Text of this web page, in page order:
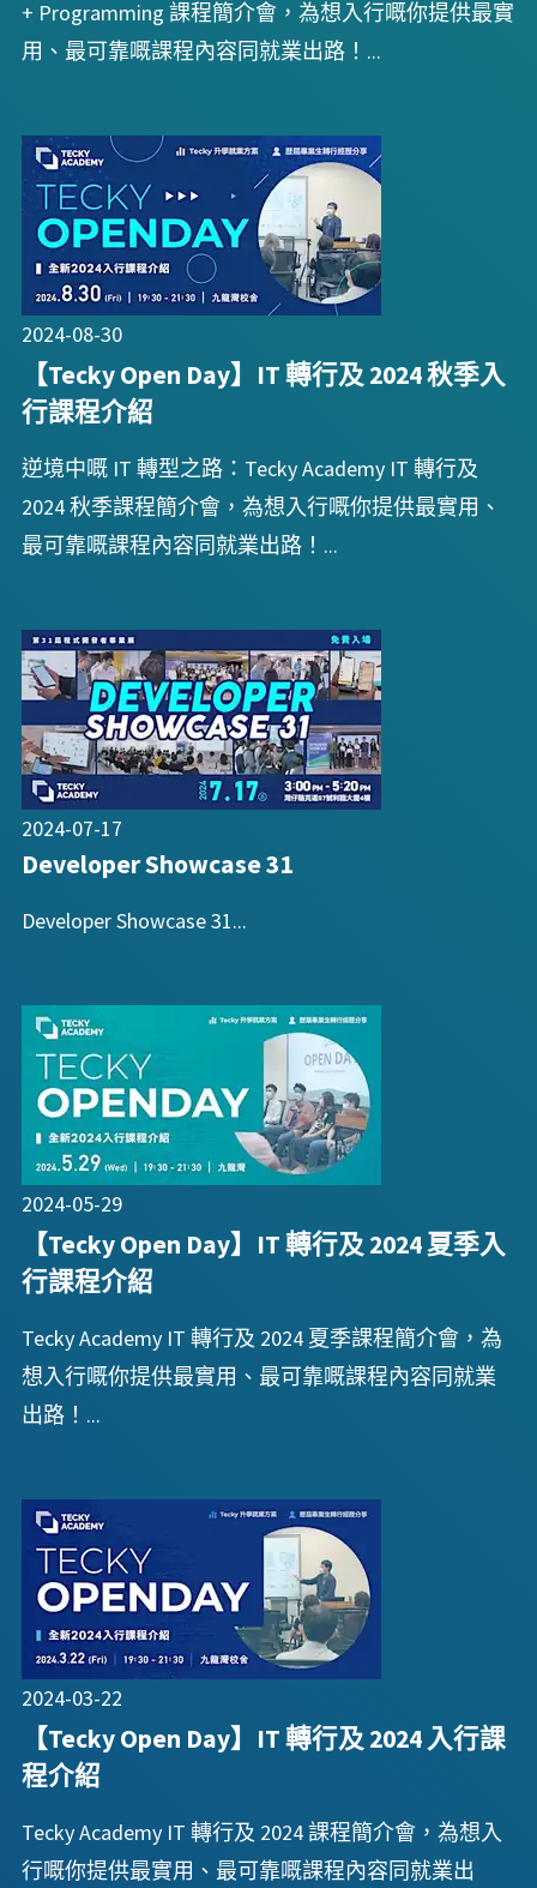
+ Programming 課程簡介會，為想入行嘅你提供最實
用、最可靠嘅課程內容同就業出路！...
【Tecky Open Day】IT 轉行及 2024 秋季入
行課程介紹
2024-08-30
逆境中嘅 IT 轉型之路：Tecky Academy IT 轉行及
2024 秋季課程簡介會，為想入行嘅你提供最實用、
最可靠嘅課程內容同就業出路！...
Developer Showcase 31
2024-07-17
Developer Showcase 31...
【Tecky Open Day】IT 轉行及 2024 夏季入
行課程介紹
2024-05-29
Tecky Academy IT 轉行及 2024 夏季課程簡介會，為
想入行嘅你提供最實用、最可靠嘅課程內容同就業
出路！...
【Tecky Open Day】IT 轉行及 2024 入行課
程介紹
2024-03-22
Tecky Academy IT 轉行及 2024 課程簡介會，為想入
行嘅你提供最實用、最可靠嘅課程內容同就業出